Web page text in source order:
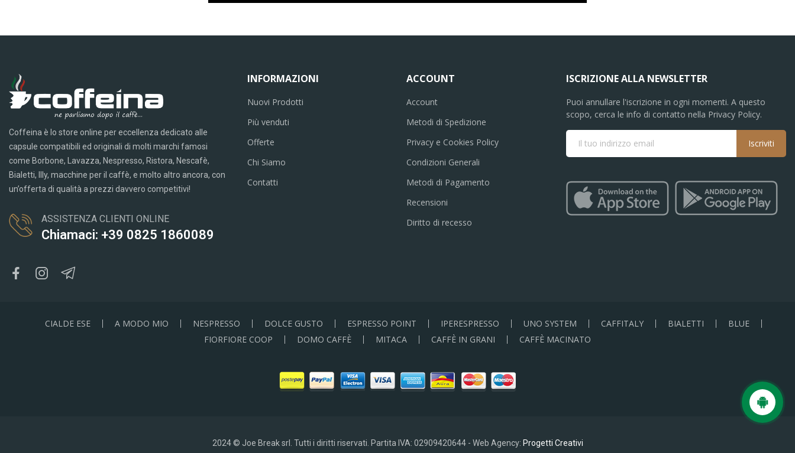
Coffeina è lo store online per eccellenza dedicato alle
capsule compatibili ed originali di molti marchi famosi
come Borbone, Lavazza, Nespresso, Ristora, Nescafè,
Bialetti, Illy, macchine per il caffè, e molto altro ancora, con
un’offerta di qualità a prezzi davvero competitivi!
ASSISTENZA CLIENTI ONLINE
Chiamaci: +39 0825 1860089
INFORMAZIONI
Nuovi Prodotti
Più venduti
Offerte
Chi Siamo
Contatti
ACCOUNT
Account
Metodi di Spedizione
Privacy e Cookies Policy
Condizioni Generali
Metodi di Pagamento
Recensioni
Diritto di recesso
ISCRIZIONE ALLA NEWSLETTER
Puoi annullare l'iscrizione in ogni momenti. A questo
scopo, cerca le info di contatto nella Privacy Policy.
Iscriviti
CIALDE ESE A MODO MIO NESPRESSO DOLCE GUSTO ESPRESSO POINT IPERESPRESSO UNO SYSTEM CAFFITALY BIALETTI
BLUE
FIORFIORE COOP
DOMO CAFFÈ MITACA CAFFÈ IN GRANI CAFFÈ MACINATO
2024 © Joe Break srl. Tutti i diritti riservati. Partita IVA: 02909420644 - Web Agency: Progetti Creativi